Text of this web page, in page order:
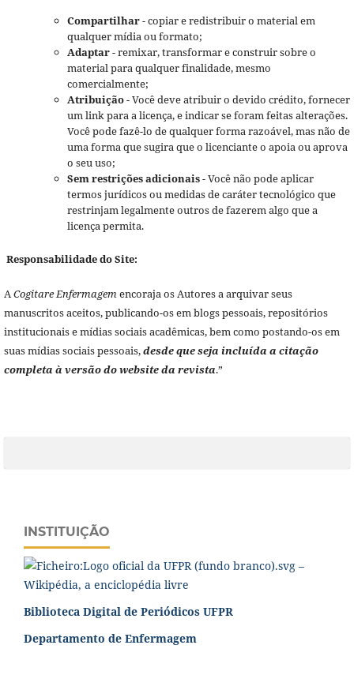
Compartilhar- copiar e redistribuir o material em
qualquer mídia ou formato;
Adaptar- remixar, transformar e construir sobre o
material para qualquer finalidade, mesmo
comercialmente;
Atribuição- Você deve atribuir o devido crédito, fornecer
um link para a licença, e indicar se foram feitas alterações.
Você pode fazê-lo de qualquer forma razoável, mas não de
uma forma que sugira que o licenciante o apoia ou aprova
o seu uso;
Sem restrições adicionais- Você não pode aplicar
termos jurídicos ou medidas de caráter tecnológico que
restrinjam legalmente outros de fazerem algo que a
licença permita.
Responsabilidade do Site:
A Cogitare Enfermagem encoraja os Autores a arquivar seus
manuscritos aceitos, publicando-os em blogs pessoais, repositórios
institucionais e mídias sociais acadêmicas, bem como postando-os em
suas mídias sociais pessoais,desde que seja incluída a citação
completa à versão do website da revista.”
INSTITUIÇÃO
Biblioteca Digital de Periódicos UFPR
Departamento de Enfermagem